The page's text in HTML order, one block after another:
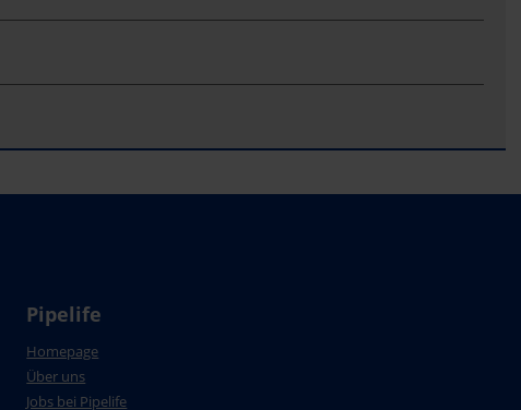
Pipelife
Homepage
Über uns
Jobs bei Pipelife